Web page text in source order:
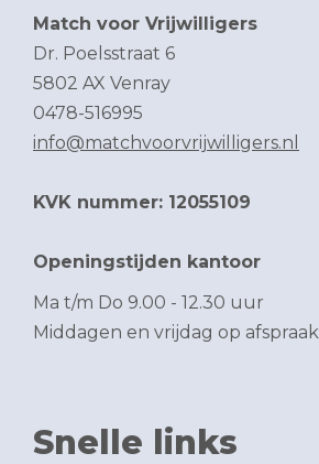
Match voor Vrijwilligers
Dr. Poelsstraat 6
5802 AX Venray
0478-516995
info@matchvoorvrijwilligers.nl
KVK nummer: 12055109
Openingstijden kantoor
Ma t/m Do 9.00 - 12.30 uur
Middagen en vrijdag op afspraak
Snelle links